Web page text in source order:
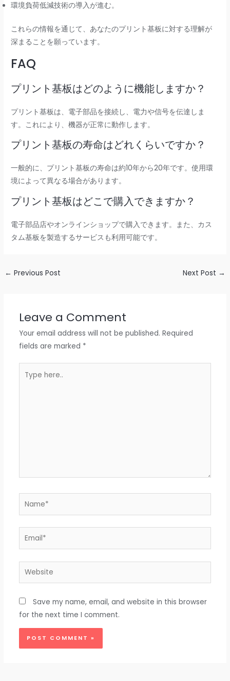
環境負荷低減技術の導入が進む。
これらの情報を通じて、あなたのプリント基板に対する理解が
深まることを願っています。
FAQ
プリント基板はどのように機能しますか？
プリント基板は、電子部品を接続し、電力や信号を伝達しま
す。これにより、機器が正常に動作します。
プリント基板の寿命はどれくらいですか？
一般的に、プリント基板の寿命は約10年から20年です。使用環
境によって異なる場合があります。
プリント基板はどこで購入できますか？
電子部品店やオンラインショップで購入できます。また、カス
タム基板を製造するサービスも利用可能です。
← Previous Post Next Post →
Leave a Comment
Your email address will not be published. Required
fields are marked *
here..
Name*
Email*
Website
Save my name, email, and website in this browser
for the next time I comment.